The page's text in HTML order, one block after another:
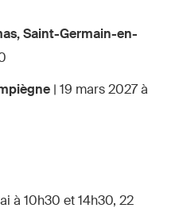
Saint-Germain-en-
| 19 mars 2027 à
à 10h30 et 14h30, 22